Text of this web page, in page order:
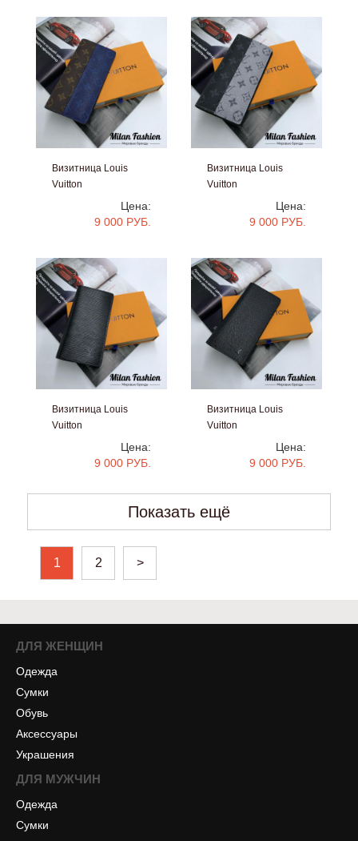
Визитница Louis
Vuitton
Цена:
9 000 РУБ.
Визитница Louis
Vuitton
Цена:
9 000 РУБ.
Визитница Louis
Vuitton
Цена:
9 000 РУБ.
Визитница Louis
Vuitton
Цена:
9 000 РУБ.
Показать ещё
1 2 >
ДЛЯ ЖЕНЩИН
Одежда
Сумки
Обувь
Аксессуары
Украшения
ДЛЯ МУЖЧИН
Одежда
Сумки